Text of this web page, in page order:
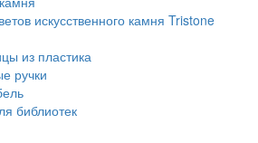
искусственного камня Tristone
из пластика
ручки
библиотек